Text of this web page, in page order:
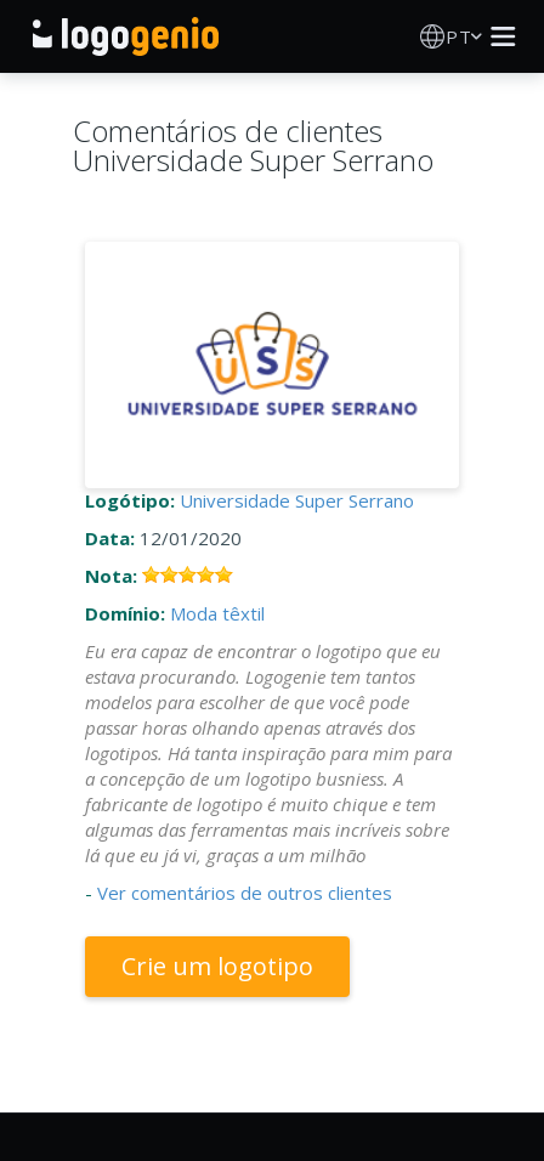
PT
Gerador de logótipos IA
Comentários de clientes
Universidade Super Serrano
Logótipo: Universidade Super Serrano
Data: 12/01/2020
Nota:
Domínio: Moda têxtil
Eu era capaz de encontrar o logotipo que eu
estava procurando. Logogenie tem tantos
modelos para escolher de que você pode
passar horas olhando apenas através dos
logotipos. Há tanta inspiração para mim para
a concepção de um logotipo busniess. A
fabricante de logotipo é muito chique e tem
algumas das ferramentas mais incríveis sobre
lá que eu já vi, graças a um milhão
- Ver comentários de outros clientes
Crie um logotipo